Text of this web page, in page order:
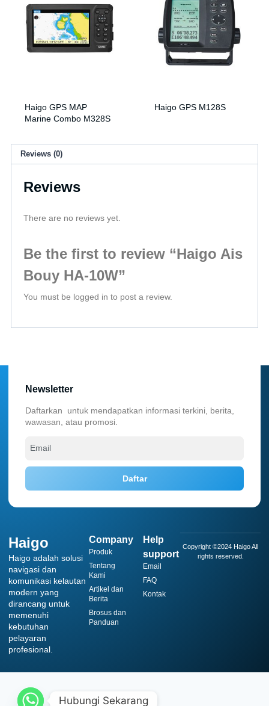
Haigo GPS MAP
Marine Combo M328S
Haigo GPS M128S
Reviews (0)
Reviews
There are no reviews yet.
Be the first to review “Haigo Ais
Bouy HA-10W”
You must be logged in to post a review.
Haigo
Haigo adalah solusi
navigasi dan
komunikasi kelautan
modern yang
dirancang untuk
memenuhi
kebutuhan
pelayaran
profesional.
Company
Produk
Tentang
Kami
Artikel dan
Berita
Brosus dan
Panduan
Help
support
Email
FAQ
Kontak
Copyright ©2024 Haigo All
rights reserved.
Newsletter
Daftarkan untuk mendapatkan informasi terkini, berita,
wawasan, atau promosi.
Daftar
Hubungi Sekarang